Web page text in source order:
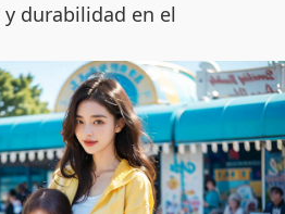
durabilidad en el